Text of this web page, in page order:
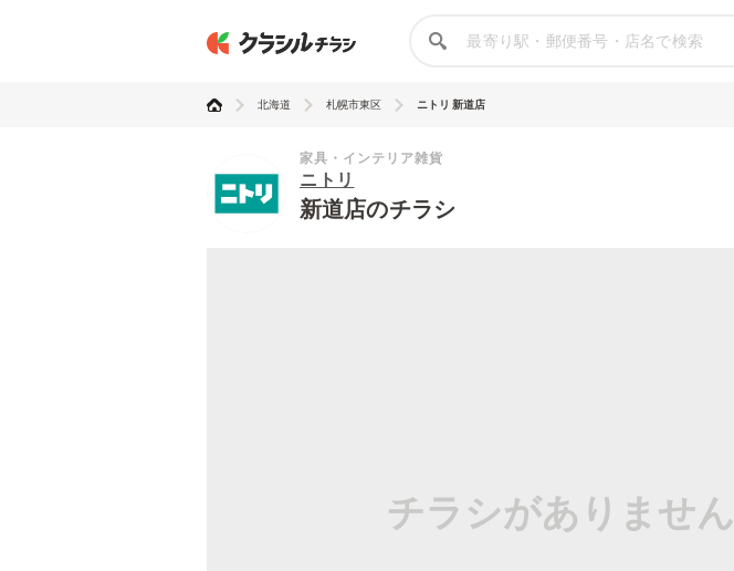
北海道 札幌市東区 ニトリ 新道店
家具・インテリア雑貨
ニトリ
新道店のチラシ
チラシがありません